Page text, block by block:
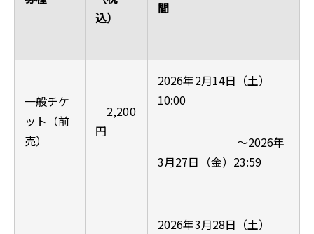
込）
間
一般チケ
ット（前
売）
2,200
円
2026年2月14日（土）
10:00
～2026年
3月27日（金）23:59
2026年3月28日（土）